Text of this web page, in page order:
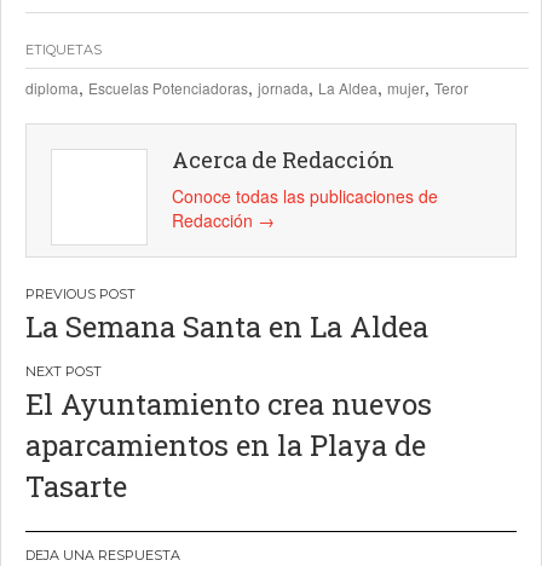
ETIQUETAS
diploma, Escuelas Potenciadoras, jornada, La Aldea, mujer, Teror
Acerca de Redacción
Conoce todas las publicaciones de
Redacción →
Navegación
de
entradas
La Semana Santa en La Aldea
El Ayuntamiento crea nuevos
aparcamientos en la Playa de
Tasarte
DEJA UNA RESPUESTA